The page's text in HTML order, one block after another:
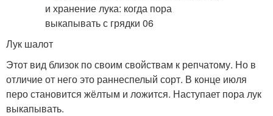
Лук шалот
Этот вид близок по своим свойствам к репчатому. Но в
отличие от него это раннеспелый сорт. В конце июля
перо становится жёлтым и ложится. Наступает пора лук
выкапывать.